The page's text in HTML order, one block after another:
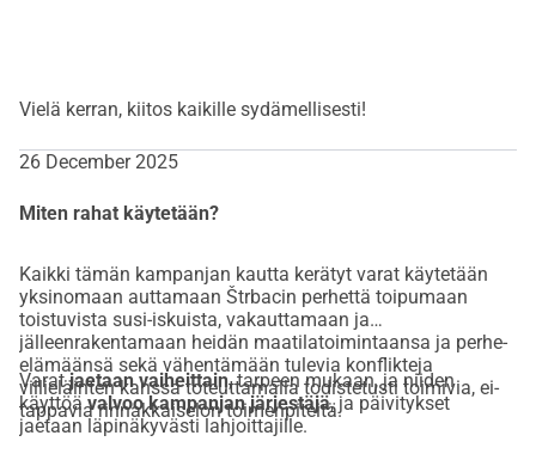
Vielä kerran, kiitos kaikille sydämellisesti!
26 December 2025
Miten rahat käytetään?
Kaikki tämän kampanjan kautta kerätyt varat käytetään
yksinomaan auttamaan Štrbacin perhettä toipumaan
toistuvista susi-iskuista, vakauttamaan ja
jälleenrakentamaan heidän maatilatoimintaansa ja perhe-
elämäänsä sekä vähentämään tulevia konflikteja
villieläinten kanssa toteuttamalla todistetusti toimivia, ei-
tappavia rinnakkaiselon toimenpiteitä.
Varatjaetaan vaiheittain, tarpeen mukaan, ja niiden
käyttöävalvoo kampanjan järjestäjä, ja päivitykset
jaetaan läpinäkyvästi lahjoittajille.